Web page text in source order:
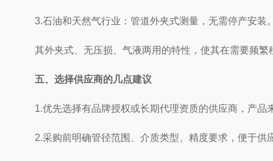
3.石油和天然气行业：管道外夹式测量，无需停产安装
其外夹式、无压损、气液两用的特性，使其在需要频繁
五、选择供应商的几点建议
1.优先选择有品牌授权或长期代理资质的供应商，产品
2.采购前明确管径范围、介质类型、精度要求，便于供